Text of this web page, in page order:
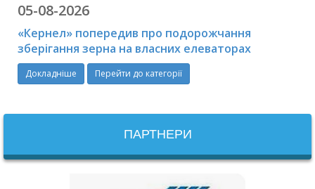
05-08-2026
«Кернел» попередив про подорожчання
зберігання зерна на власних елеваторах
Докладніше Перейти до категорії
ПАРТНЕРИ